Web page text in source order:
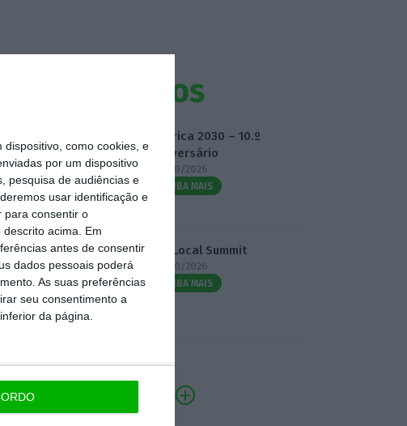
como cookies, e
por um dispositivo
pesquisa de audiências e
usar identificação e
para consentir o
acima. Em
antes de consentir
dados pessoais poderá
As suas preferências
seu consentimento a
da página.
Eventos
Fábrica 2030 – 10.º
Aniversário
14/10/2026
SAIBA MAIS
3.º Local Summit
07/10/2026
SAIBA MAIS